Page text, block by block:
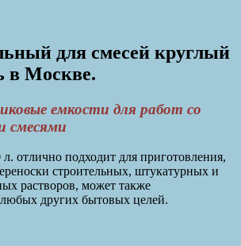
для смесей круглый
в Москве.
емкости для работ со
смесями
отлично подходит для приготовления,
строительных, штукатурных и
растворов, может также
любых других бытовых целей.